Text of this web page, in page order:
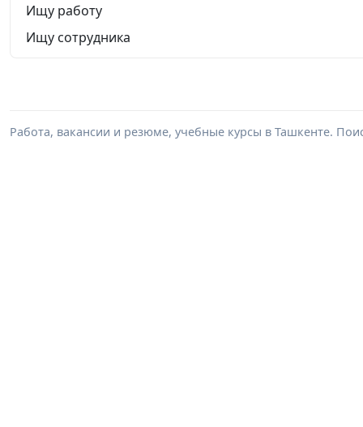
Ищу работу
Ищу сотрудника
Работа, вакансии и резюме, учебные курсы в Ташкенте.